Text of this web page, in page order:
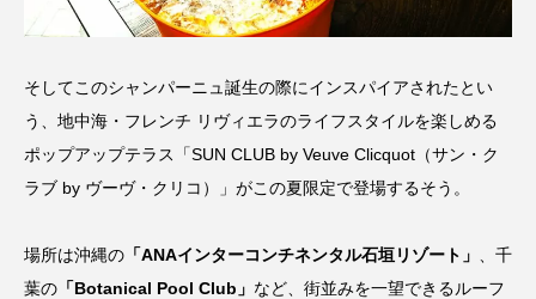
そしてこのシャンパーニュ誕生の際にインスパイアされたとい
う、地中海・フレンチ リヴィエラのライフスタイルを楽しめる
ポップアップテラス「SUN CLUB by Veuve Clicquot（サン・ク
ラブ by ヴーヴ・クリコ）」がこの夏限定で登場するそう。
場所は沖縄の 「ANAインターコンチネンタル石垣リゾート」
、千
葉の 「Botanical Pool Club」 など、街並みを一望できるルーフ